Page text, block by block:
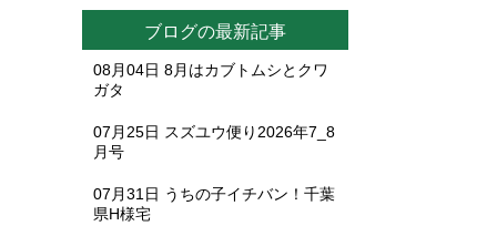
ブログの最新記事
08月04日 8月はカブトムシとクワ
ガタ
07月25日 スズユウ便り2026年7_8
月号
07月31日 うちの子イチバン！千葉
県H様宅